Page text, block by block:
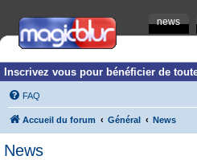
news
Inscrivez vous pour bénéficier de
FAQ
Accueil du forum Général News
News